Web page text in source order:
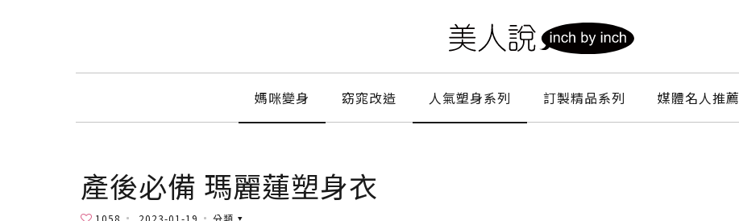
媽咪變身 窈窕改造 人氣塑身系列 訂製精品系列 媒體名人推薦
產後必備 瑪麗蓮塑身衣
1058 2023-01-19 分類